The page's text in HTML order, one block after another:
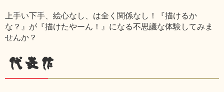
上手い下手、絵心なし、は全く関係なし！『描けるか
な？』が『描けたやーん！』になる不思議な体験してみま
せんか？
代表作